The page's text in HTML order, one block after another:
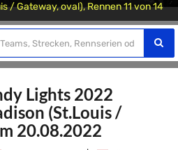
/ Gateway, oval), Rennen 11 von 14
Lights 2022
(St.Louis /
20.08.2022